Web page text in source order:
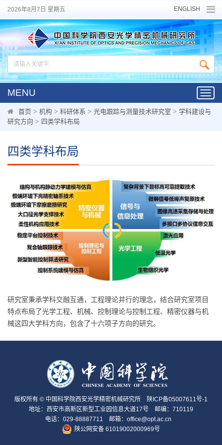
2026年8月7日 星期五 ENGLISH
MENU
首页 > 机构 > 科研体系 > 光电跟踪与测量技术研究室 > 学科建设与
研究方向 > 四类学科布局
四类学科布局
研究室秉承学科交融互通，工程理论并行的理念，结合研究室项目
特点布局了光学工程、机械、控制理论与控制工程、精密仪器与机
械这四大学科方向，包含了十六项子方向的研究。
版权所有 © 中国科学院西安光学精密机械研究所
陕ICP备05007611号-1
地址：西安市高新区新型工业园信息大道17号 邮编：710119
电话：029-88887711 邮箱：office@opt.ac.cn
陕公网安备 61019002000969号